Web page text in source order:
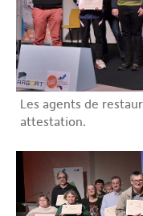
Les agents de
attestation.